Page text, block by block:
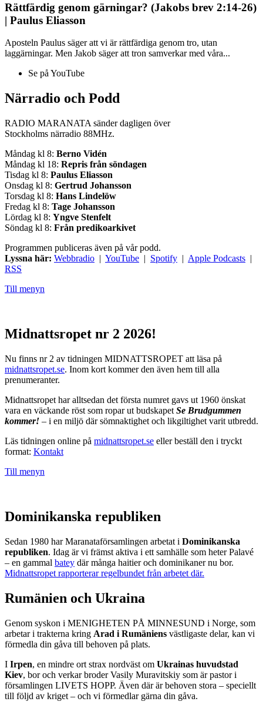
Rättfärdig genom gärningar? (Jakobs brev 2:14-26)
| Paulus Eliasson
Aposteln Paulus säger att vi är rättfärdiga genom tro, utan
laggärningar. Men Jakob säger att tron samverkar med våra...
Se på YouTube
Närradio och Podd
RADIO MARANATA sänder dagligen över
Stockholms närradio 88MHz.
Måndag kl 8: Berno Vidén
Måndag kl 18: Repris från söndagen
Tisdag kl 8: Paulus Eliasson
Onsdag kl 8: Gertrud Johansson
Torsdag kl 8: Hans Lindelöw
Fredag kl 8: Tage Johansson
Lördag kl 8: Yngve Stenfelt
Söndag kl 8: Från predikoarkivet
Programmen publiceras även på vår podd.
Lyssna här: Webbradio | YouTube | Spotify | Apple Podcasts |
RSS
Till menyn
Midnattsropet nr 2 2026!
Nu finns nr 2 av tidningen MIDNATTSROPET att läsa på
midnattsropet.se. Inom kort kommer den även hem till alla
prenumeranter.
Midnattsropet har alltsedan det första numret gavs ut 1960 önskat
vara en väckande röst som ropar ut budskapet Se Brudgummen
kommer! – i en miljö där sömnaktighet och likgiltighet varit utbredd.
Läs tidningen online på midnattsropet.se eller beställ den i tryckt
format: Kontakt
Till menyn
Dominikanska republiken
Sedan 1980 har Maranataförsamlingen arbetat i Dominikanska
republiken. Idag är vi främst aktiva i ett samhälle som heter Palavé
– en gammal batey där många haitier och dominikaner nu bor.
Midnattsropet rapporterar regelbundet från arbetet där.
Rumänien och Ukraina
Genom syskon i MENIGHETEN PÅ MINNESUND i Norge, som
arbetar i trakterna kring Arad i Rumäniens västligaste delar, kan vi
förmedla din gåva till behoven på plats.
I Irpen, en mindre ort strax nordväst om Ukrainas huvudstad
Kiev, bor och verkar broder Vasily Muravitskiy som är pastor i
församlingen LIVETS HOPP. Även där är behoven stora – speciellt
till följd av kriget – och vi förmedlar gärna din gåva.